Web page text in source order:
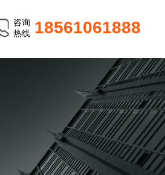
咨询
热线 18561061888